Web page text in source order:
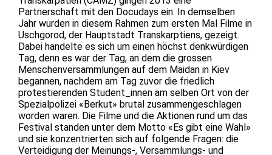
Partnerschaft mit den Docudays ein. In demselben
Jahr wurden in diesem Rahmen zum ersten Mal Filme in
Uschgorod, der Hauptstadt Transkarptiens, gezeigt.
Dabei handelte es sich um einen höchst denkwürdigen
Tag, denn es war der Tag, an dem die grossen
Menschenversammlungen auf dem Maidan in Kiev
begannen, nachdem am Tag zuvor die friedlich
protestierenden Student_innen am selben Ort von der
Spezialpolizei «Berkut» brutal zusammengeschlagen
worden waren. Die Filme und die Aktionen rund um das
Festival standen unter dem Motto «Es gibt eine Wahl»
und sie konzentrierten sich auf folgende Fragen: die
Verteidigung der Meinungs-, Versammlungs- und